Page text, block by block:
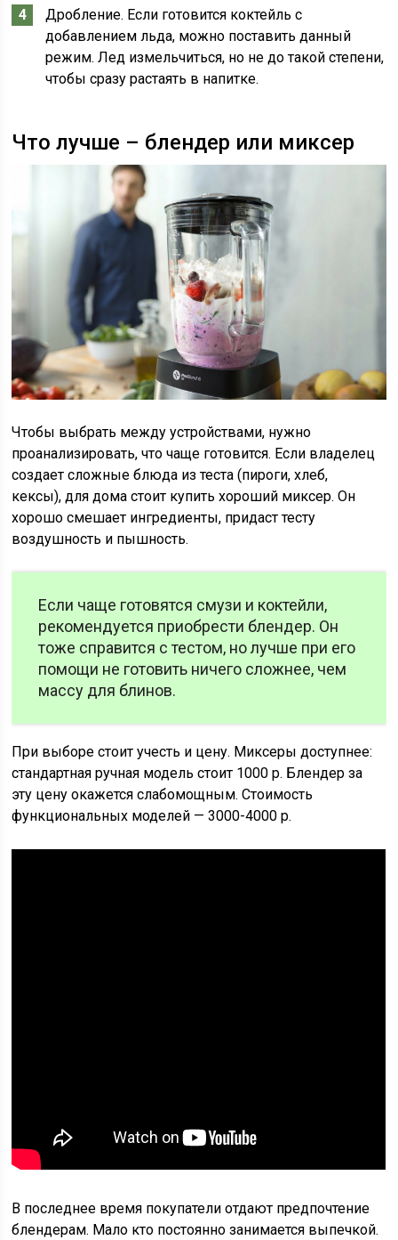
Дробление. Если готовится коктейль с
добавлением льда, можно поставить данный
режим. Лед измельчиться, но не до такой степени,
чтобы сразу растаять в напитке.
Что лучше – блендер или миксер
Чтобы выбрать между устройствами, нужно
проанализировать, что чаще готовится. Если владелец
создает сложные блюда из теста (пироги, хлеб,
кексы), для дома стоит купить хороший миксер. Он
хорошо смешает ингредиенты, придаст тесту
воздушность и пышность.
Если чаще готовятся смузи и коктейли,
рекомендуется приобрести блендер. Он
тоже справится с тестом, но лучше при его
помощи не готовить ничего сложнее, чем
массу для блинов.
При выборе стоит учесть и цену. Миксеры доступнее:
стандартная ручная модель стоит 1000 р. Блендер за
эту цену окажется слабомощным. Стоимость
функциональных моделей — 3000-4000 р.
В последнее время покупатели отдают предпочтение
блендерам. Мало кто постоянно занимается выпечкой.